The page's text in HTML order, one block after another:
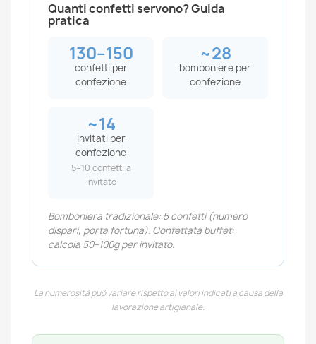
Quanti confetti servono? Guida
pratica
130–150
confetti per
confezione
~28
bomboniere per
confezione
~14
invitati per
confezione
5–10 confetti a
invitato
Bomboniera tradizionale: 5 confetti (numero
dispari, porta fortuna). Confettata buffet:
calcola 50–100g per invitato.
La numerosità può variare rispetto ai valori indicati a causa della
lavorazione artigianale.